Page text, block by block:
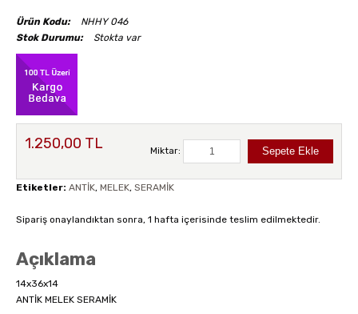
Ürün Kodu:
NHHY 046
Stok Durumu:
Stokta var
1.250,00 TL Miktar:
Etiketler: ANTİK, MELEK, SERAMİK
Sipariş onaylandıktan sonra, 1 hafta içerisinde teslim edilmektedir.
Açıklama
14x36x14
ANTİK MELEK SERAMİK